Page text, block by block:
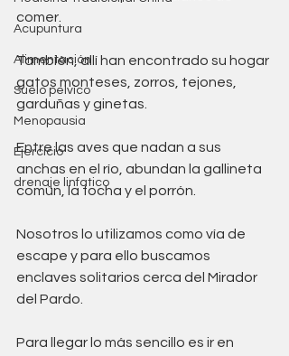
Acupuntura
Alimentación
Suelo pelvico
Menopausia
Ejercicio
drenaje linfatico
comer.
También, allí han encontrado su hogar
gatos monteses, zorros, tejones,
garduñas y ginetas.
Entre las aves que nadan a sus
anchas en el río, abundan la gallineta
común, la focha y el porrón.
Nosotros lo utilizamos como vía de
escape y para ello buscamos
enclaves solitarios cerca del Mirador
del Pardo.
Para llegar lo más sencillo es ir en